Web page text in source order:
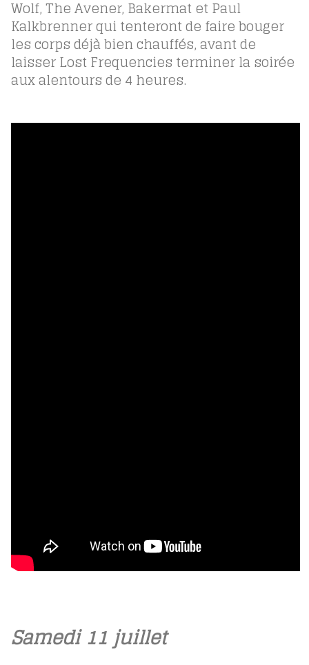
Wolf, The Avener, Bakermat et Paul
Kalkbrenner qui tenteront de faire bouger
les corps déjà bien chauffés, avant de
laisser Lost Frequencies terminer la soirée
aux alentours de 4 heures.
Samedi 11 juillet